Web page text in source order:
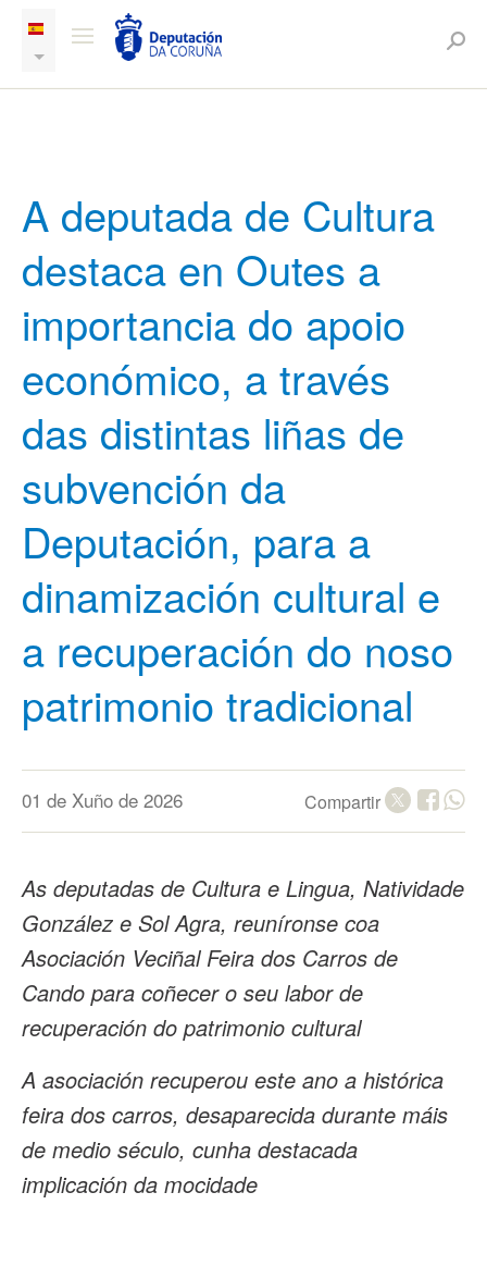
A deputada de Cultura
destaca en Outes a
importancia do apoio
económico, a través
das distintas liñas de
subvención da
Deputación, para a
dinamización cultural e
a recuperación do noso
patrimonio tradicional
01 de Xuño de 2026 Compartir
As deputadas de Cultura e Lingua, Natividade
González e Sol Agra, reuníronse coa
Asociación Veciñal Feira dos Carros de
Cando para coñecer o seu labor de
recuperación do patrimonio cultural
A asociación recuperou este ano a histórica
feira dos carros, desaparecida durante máis
de medio século, cunha destacada
implicación da mocidade